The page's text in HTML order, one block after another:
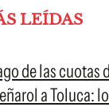
LEÍDAS
de las cuotas
a Toluca: